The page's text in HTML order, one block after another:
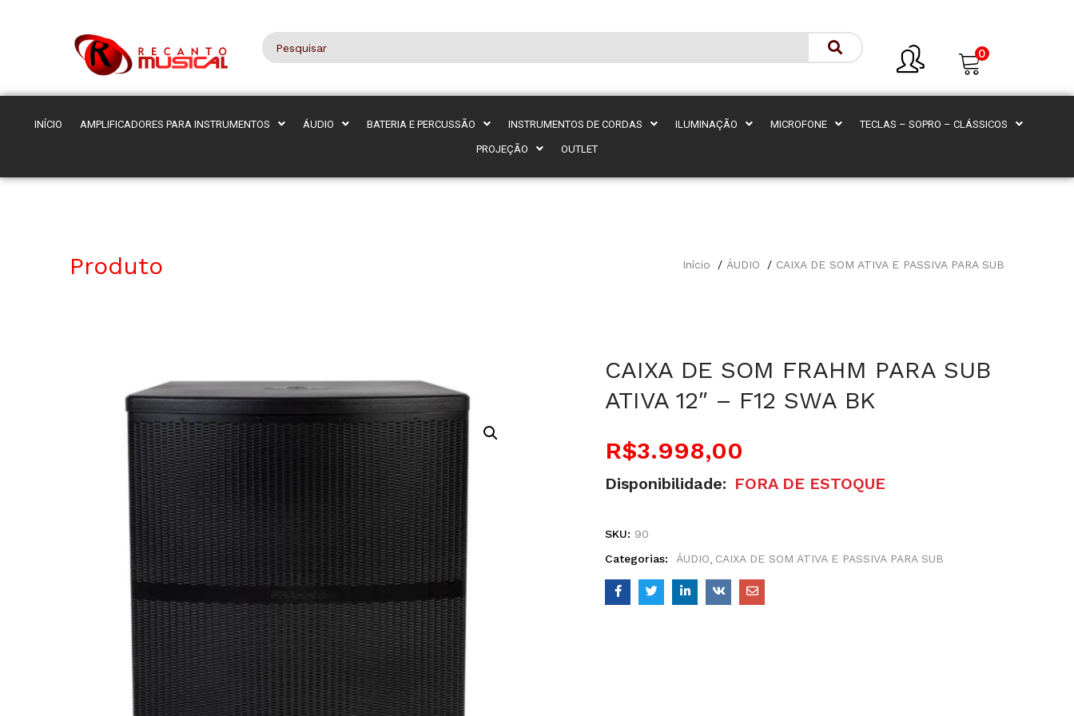
0
INÍCIO AMPLIFICADORES PARA INSTRUMENTOS ÁUDIO BATERIA E PERCUSSÃO INSTRUMENTOS DE CORDAS ILUMINAÇÃO MICROFONE TECLAS – SOPRO – CLÁSSICOS
PROJEÇÃO OUTLET
Início ÁUDIO CAIXA DE SOM ATIVA E PASSIVA PARA SUB
Produto
CAIXA DE SOM FRAHM PARA SUB
ATIVA 12″ – F12 SWA BK
R$3.998,00
Disponibilidade: FORA DE ESTOQUE
SKU: 90
Categorias:
ÁUDIO CAIXA DE SOM ATIVA E PASSIVA PARA SUB